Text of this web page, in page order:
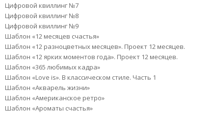
Цифровой квиллинг №7
Цифровой квиллинг №8
Цифровой квиллинг №9
Шаблон «12 месяцев счастья»
Шаблон «12 разноцветных месяцев». Проект 12 месяцев.
Шаблон «12 ярких моментов года». Проект 12 месяцев.
Шаблон «365 любимых кадра»
Шаблон «Love is». В классическом стиле. Часть 1
Шаблон «Акварель жизни»
Шаблон «Американское ретро»
Шаблон «Ароматы счастья»